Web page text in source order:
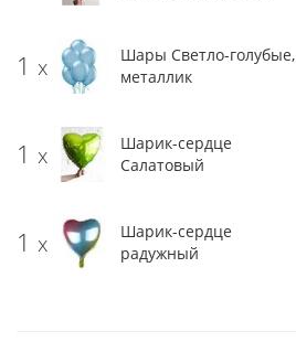
1 x
Шары Светло-голубые,
металлик
1 x
Шарик-сердце
Салатовый
1 x
Шарик-сердце
радужный